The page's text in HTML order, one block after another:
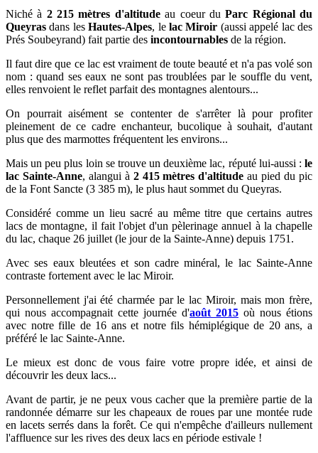
Niché à 2 215 mètres d'altitudeau coeur duParc Régional du
Queyrasdans lesHautes-Alpes, lelac Miroir (aussi appelé lac des
Prés Soubeyrand) fait partie des incontournables de la région.
Il faut dire que ce lac est vraiment de toute beauté et n'a pas volé son
nom : quand ses eaux ne sont pas troublées par le souffle du vent,
elles renvoient le reflet parfait des montagnes alentours...
On pourrait aisément se contenter de s'arrêter là pour profiter
pleinement de ce cadre enchanteur, bucolique à souhait, d'autant
plus que des marmottes fréquentent les environs...
Mais un peu plus loin se trouve un deuxième lac, réputé lui-aussi : le
lac Sainte-Anne, alangui à 2 415 mètres d'altitude au pied du pic
de la Font Sancte (3 385 m), le plus haut sommet du Queyras.
Considéré comme un lieu sacré au même titre que certains autres
lacs de montagne, il fait l'objet d'un pèlerinage annuel à la chapelle
du lac, chaque 26 juillet (le jour de la Sainte-Anne) depuis 1751.
Avec ses eaux bleutées et son cadre minéral, le lac Sainte-Anne
contraste fortement avec le lac Miroir.
Personnellement j'ai été charmée par le lac Miroir, mais mon frère,
qui nous accompagnait cette journée d'août 2015 où nous étions
avec notre fille de 16 ans et notre fils hémiplégique de 20 ans, a
préféré le lac Sainte-Anne.
Le mieux est donc de vous faire votre propre idée, et ainsi de
découvrir les deux lacs...
Avant de partir, je ne peux vous cacher que la première partie de la
randonnée démarre sur les chapeaux de roues par une montée rude
en lacets serrés dans la forêt. Ce qui n'empêche d'ailleurs nullement
l'affluence sur les rives des deux lacs en période estivale !